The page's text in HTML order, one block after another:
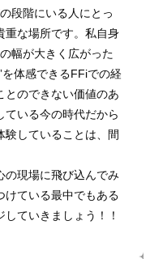
段階にいる人にとっ
重な場所です。私自身
幅が大きく広がった
を体感できるFFiでの経
とのできない価値のあ
ている今の時代だから
験していることは、間
の現場に飛び込んでみ
けている最中でもある
ていきましょう！！